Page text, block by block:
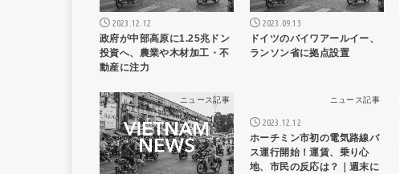
2023.12.12
政府が中部高原に1.25兆ドン
投資へ、農業や木材加工・不
動産に注力
2023.09.13
ドイツのバイワアールイー、
ランソン省に拠点設置
ニュース記事 ニュース記事
2023.12.12
ホーチミン市初の電気路線バ
ス運行開始！運賃、乗り心
地、市民の反応は？｜週末に